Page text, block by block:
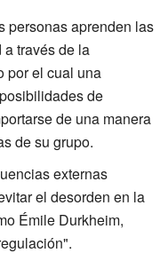
personas aprenden las
través de la
por el cual una
de
de una manera
de su grupo.
externas
el desorden en la
Émile Durkheim,